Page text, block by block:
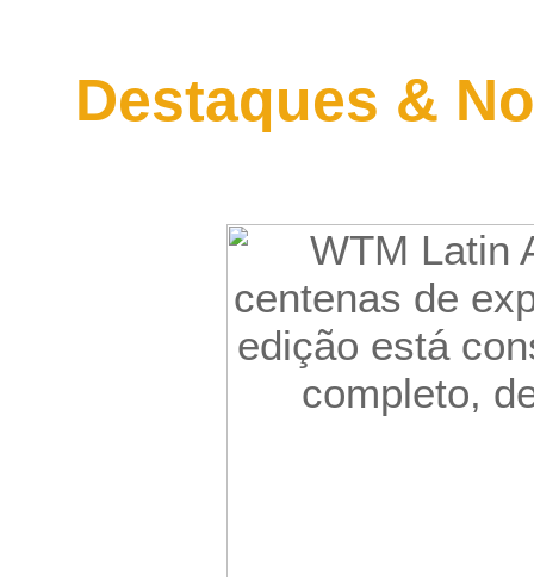
Destaques &